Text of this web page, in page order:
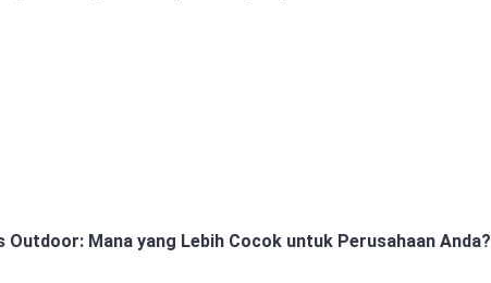
Mana yang Lebih Cocok untuk Perusahaan Anda?